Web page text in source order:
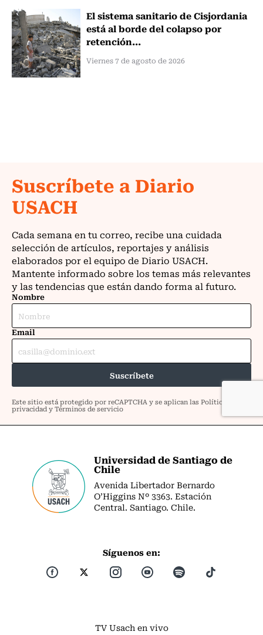
El sistema sanitario de Cisjordania
está al borde del colapso por
retención...
Viernes 7 de agosto de 2026
Universidad de Santiago de
Chile
Avenida Libertador Bernardo
O’Higgins Nº 3363. Estación
Central. Santiago. Chile.
Síguenos en:
TV Usach en vivo